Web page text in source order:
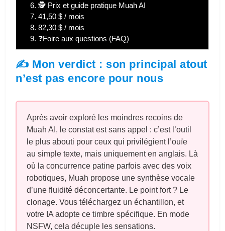
6. 🕵️ Prix et guide pratique Muah AI
7. 41,50 $ / mois
8. 82,30 $ / mois
9. ❓Foire aux questions (FAQ)
✍️ Mon verdict : son principal atout
n’est pas encore pour nous
Après avoir exploré les moindres recoins de
Muah AI, le constat est sans appel : c’est l’outil
le plus abouti pour ceux qui privilégient l’ouïe
au simple texte, mais uniquement en anglais. Là
où la concurrence patine parfois avec des voix
robotiques, Muah propose une synthèse vocale
d’une fluidité déconcertante. Le point fort ? Le
clonage. Vous téléchargez un échantillon, et
votre IA adopte ce timbre spécifique. En mode
NSFW, cela décuple les sensations.